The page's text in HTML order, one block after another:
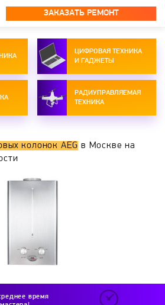
ЗАКАЗАТЬ РЕМОНТ
ЦИФРОВАЯ ТЕХНИКА
И ГАДЖЕТЫ
РАДИУПРАВЛЯЕМАЯ
ТЕХНИКА
колонок AEG в Москве на
время